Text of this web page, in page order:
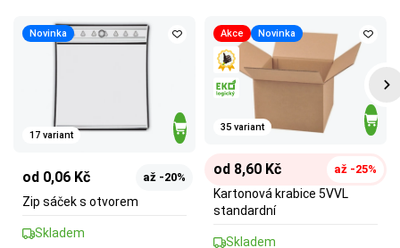
Novinka
17 variant
od 0,06 Kč až -20%
Zip sáček s otvorem
Skladem
Akce Novinka
35 variant
od 8,60 Kč až -25%
Kartonová krabice 5VVL
standardní
Skladem